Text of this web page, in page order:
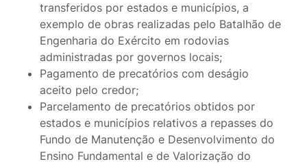
transferidos por estados e municípios, a
exemplo de obras realizadas pelo Batalhão de
Engenharia do Exército em rodovias
administradas por governos locais;
Pagamento de precatórios com deságio
aceito pelo credor;
Parcelamento de precatórios obtidos por
estados e municípios relativos a repasses do
Fundo de Manutenção e Desenvolvimento do
Ensino Fundamental e de Valorização do